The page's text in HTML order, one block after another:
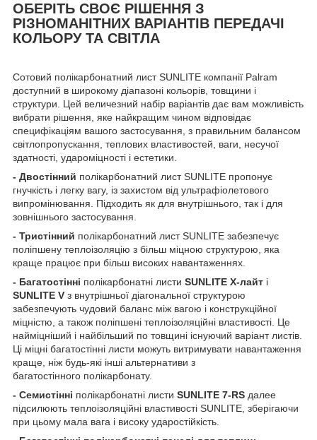
ОБЕРІТЬ СВОЄ РІШЕННЯ З
РІЗНОМАНІТНИХ ВАРІАНТІВ ПЕРЕДАЧІ
КОЛЬОРУ ТА СВІТЛА
Сотовий полікарбонатний лист SUNLITE компанії Palram
доступний в широкому діапазоні кольорів, товщини і
структури. Цей величезний набір варіантів дає вам можливість
вибрати рішення, яке найкращим чином відповідає
специфікаціям вашого застосування, з правильним балансом
світлопропускання, теплових властивостей, ваги, несучої
здатності, удароміцності і естетики.
- Двостінний полікарбонатний лист SUNLITE пропонує
гнучкість і легку вагу, із захистом від ультрафіолетового
випромінювання. Підходить як для внутрішнього, так і для
зовнішнього застосування.
- Тристінний полікарбонатний лист SUNLITE забезпечує
поліпшену теплоізоляцію з більш міцною структурою, яка
краще працює при більш високих навантаженнях.
- Багатостінні полікарбонатні листи SUNLITE X-лайт і
SUNLITE V з внутрішньої діагональної структурою
забезпечують чудовий баланс між вагою і конструкційної
міцністю, а також поліпшені теплоізоляційні властивості. Це
найміцніший і найбільший по товщині існуючий варіант листів.
Ці міцні багатостінні листи можуть витримувати навантаження
краще, ніж будь-які інші альтернативи з
багатостінного полікарбонату.
- Семистінні полікарбонатні листи SUNLITE 7-RS далее
підсилюють теплоізоляційні властивості SUNLITE, зберігаючи
при цьому мала вага і високу ударостійкість.